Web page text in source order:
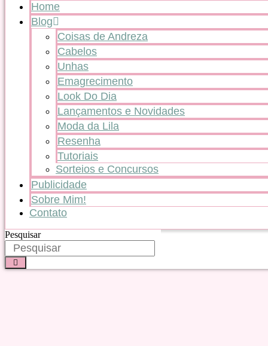
Home
Blog
Coisas de Andreza
Cabelos
Unhas
Emagrecimento
Look Do Dia
Lançamentos e Novidades
Moda da Lila
Resenha
Tutoriais
Sorteios e Concursos
Publicidade
Sobre Mim!
Contato
Pesquisar